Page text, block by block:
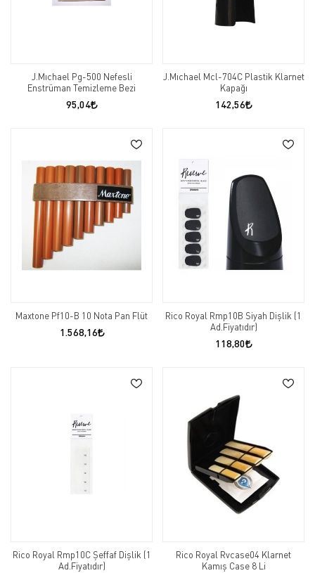
J.Mıchael Pg-500 Nefesli
Enstrüman Temizleme Bezi
95,04
J.Mıchael Mcl-704C Plastik Klarnet
Kapağı
142,56
Maxtone Pf10-B 10 Nota Pan Flüt
1.568,16
Rico Royal Rmp10B Siyah Dişlik (1
Ad.Fiyatıdır)
118,80
Rico Royal Rmp10C Şeffaf Dişlik (1
Ad.Fiyatıdır)
Rico Royal Rvcase04 Klarnet
Kamış Case 8 Li